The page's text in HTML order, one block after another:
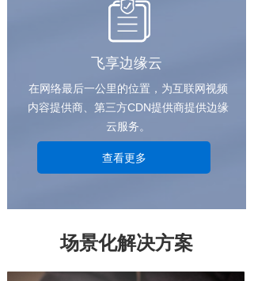
场景化解决方案
飞享边缘云
查看更多
在网络最后一公里的位置，为互联网视频
内容提供商、第三方CDN提供商提供边缘
云服务。